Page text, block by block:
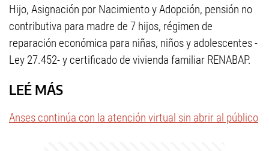
Hijo, Asignación por Nacimiento y Adopción, pensión no
contributiva para madre de 7 hijos, régimen de
reparación económica para niñas, niños y adolescentes -
Ley 27.452- y certificado de vivienda familiar RENABAP.
LEÉ MÁS
Anses continúa con la atención virtual sin abrir al público